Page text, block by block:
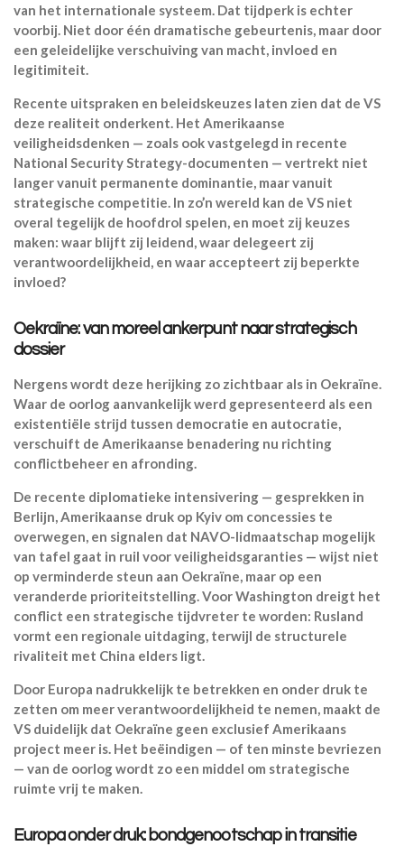
van het internationale systeem. Dat tijdperk is echter
voorbij. Niet door één dramatische gebeurtenis, maar door
een geleidelijke verschuiving van macht, invloed en
legitimiteit.
Recente uitspraken en beleidskeuzes laten zien dat de VS
deze realiteit onderkent. Het Amerikaanse
veiligheidsdenken — zoals ook vastgelegd in recente
National Security Strategy-documenten — vertrekt niet
langer vanuit permanente dominantie, maar vanuit
strategische competitie. In zo’n wereld kan de VS niet
overal tegelijk de hoofdrol spelen, en moet zij keuzes
maken: waar blijft zij leidend, waar delegeert zij
verantwoordelijkheid, en waar accepteert zij beperkte
invloed?
Oekraïne: van moreel ankerpunt naar strategisch
dossier
Nergens wordt deze herijking zo zichtbaar als in Oekraïne.
Waar de oorlog aanvankelijk werd gepresenteerd als een
existentiële strijd tussen democratie en autocratie,
verschuift de Amerikaanse benadering nu richting
conflictbeheer en afronding.
De recente diplomatieke intensivering — gesprekken in
Berlijn, Amerikaanse druk op Kyiv om concessies te
overwegen, en signalen dat NAVO-lidmaatschap mogelijk
van tafel gaat in ruil voor veiligheidsgaranties — wijst niet
op verminderde steun aan Oekraïne, maar op een
veranderde prioriteitstelling. Voor Washington dreigt het
conflict een strategische tijdvreter te worden: Rusland
vormt een regionale uitdaging, terwijl de structurele
rivaliteit met China elders ligt.
Door Europa nadrukkelijk te betrekken en onder druk te
zetten om meer verantwoordelijkheid te nemen, maakt de
VS duidelijk dat Oekraïne geen exclusief Amerikaans
project meer is. Het beëindigen — of ten minste bevriezen
— van de oorlog wordt zo een middel om strategische
ruimte vrij te maken.
Europa onder druk: bondgenootschap in transitie